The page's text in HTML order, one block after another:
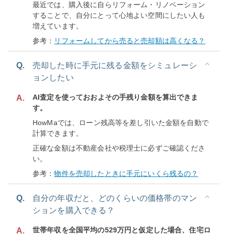
最近では、購入後に自らリフォーム・リノベーション
することで、自分にとって心地よい空間にしたい人も
増えています。
参考： リフォームしてから売ると売却額は高くなる？
Q.
売却した時に手元に残る金額をシミュレーシ
ョンしたい
A.
AI査定を使っておおよその手残り金額を算出できま
す。
HowMaでは、ローン残高等を差し引いた金額を自動で
計算できます。
正確な金額は不動産会社や税理士に必ずご確認くださ
い。
参考：物件を売却したときに手元にいくら残るの？
Q.
自分の年収だと、どのくらいの価格帯のマン
ションを購入できる？
A. 世帯年収を全国平均の529万円と仮定した場合、住宅ロ